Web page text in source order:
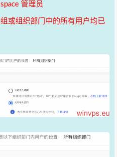
管理员
组或组织部门中的所有用户均已